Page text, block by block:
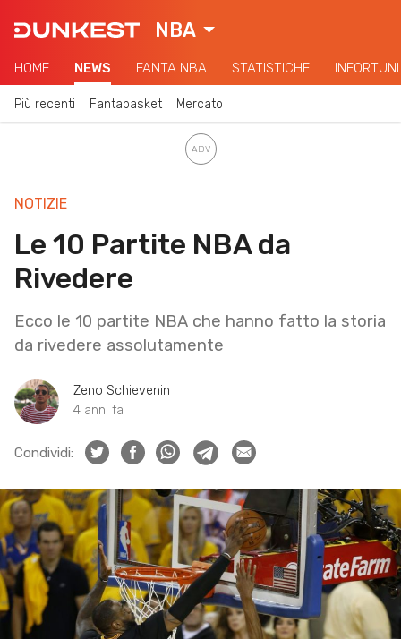
NBA
HOME NEWS FANTA NBA STATISTICHE INFORTUNI
Più recenti Fantabasket Mercato
NOTIZIE
Le 10 Partite NBA da
Rivedere
Ecco le 10 partite NBA che hanno fatto la storia
da rivedere assolutamente
Zeno Schievenin
4 anni fa
Condividi: